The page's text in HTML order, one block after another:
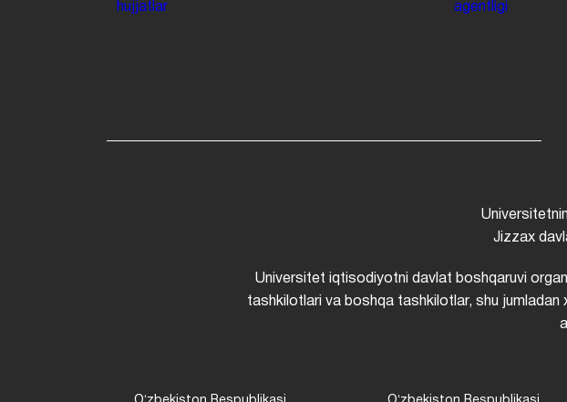
hujjatlar
agentligi
Jizzax
Universitet iqtisodiyotni davlat boshqaruvi
tashkilotlari va boshqa tashkilotlar, shu jumladan